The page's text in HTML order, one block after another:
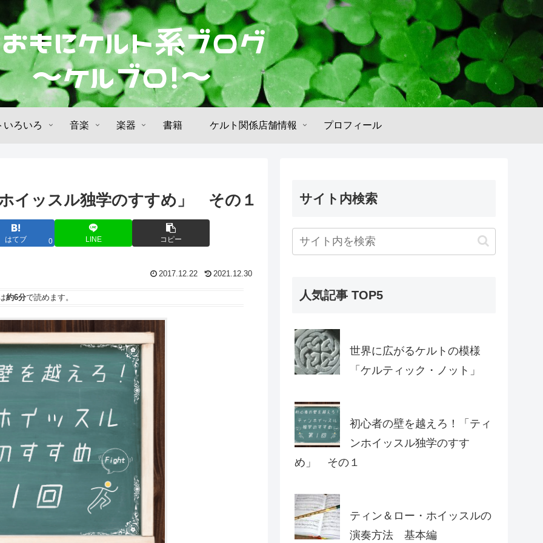
いろいろ 音楽 楽器 書籍 ケルト関係店舗情報 プロフィール
イッスル独学のすすめ」 その１
はてブ 0 LINE コピー
2017.12.22 2021.12.30
約6分で読めます。
サイト内検索
人気記事 TOP5
世界に広がるケルトの模様
「ケルティック・ノット」
初心者の壁を越えろ！「ティ
ンホイッスル独学のすす
め」 その１
ティン＆ロー・ホイッスルの
演奏方法 基本編